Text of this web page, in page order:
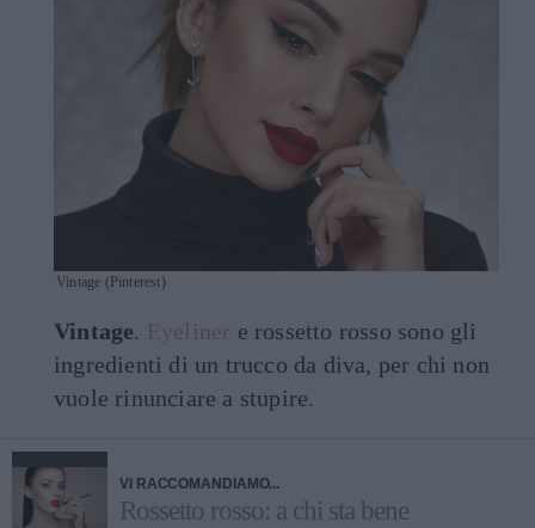
Vintage (Pinterest)
Vintage. Eyeliner e rossetto rosso sono gli
ingredienti di un trucco da diva, per chi non
vuole rinunciare a stupire.
VI RACCOMANDIAMO...
Rossetto rosso: a chi sta bene